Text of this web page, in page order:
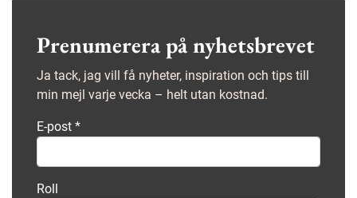
Prenumerera på nyhetsbrevet
Ja tack, jag vill få nyheter, inspiration och tips till
min mejl varje vecka – helt utan kostnad.
E-post *
Roll